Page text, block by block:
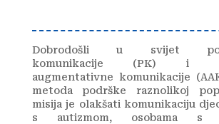
Dobrodošli u svijet
komunikacije (PK) i
augmentativne komunikacije
metoda podrške raznolikoj
misija je olakšati komunikaciju
s autizmom, osobama s